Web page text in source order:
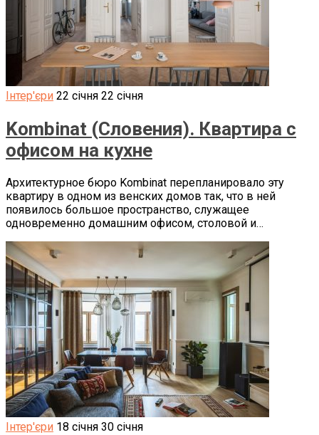
Інтер'єри 22 січня 22 січня
Kombinat (Словения). Квартира с
офисом на кухне
Архитектурное бюро Kombinat перепланировало эту
квартиру в одном из венских домов так, что в ней
появилось большое пространство, служащее
одновременно домашним офисом, столовой и…
Інтер'єри 18 січня 30 січня